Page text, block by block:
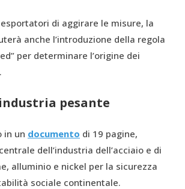
di aggirare le misure, la
anche l’introduzione della regola
per determinare l’origine dei
pesante
in un documento di 19 pagine,
dell’industria dell’acciaio e di
alluminio e nickel per la sicurezza
sociale continentale.